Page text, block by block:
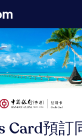
Card預訂